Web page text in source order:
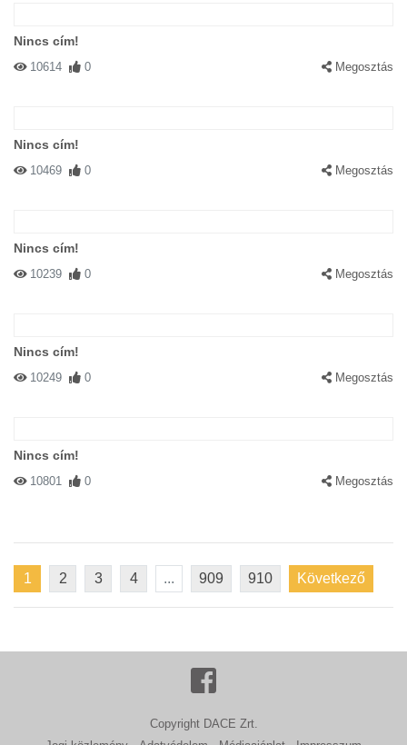
Nincs cím!
10614 0 Megosztás
Nincs cím!
10469 0 Megosztás
Nincs cím!
10239 0 Megosztás
Nincs cím!
10249 0 Megosztás
Nincs cím!
10801 0 Megosztás
1 2 3 4 ... 909 910 Következő
Copyright DACE Zrt.